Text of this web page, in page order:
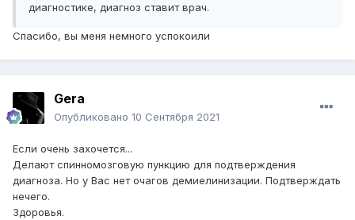
диагностике, диагноз ставит врач.
Спасибо, вы меня немного успокоили
Gera
Опубликовано 10 Сентября 2021
Если очень захочется...
Делают спинномозговую пункцию для подтверждения
диагноза. Но у Вас нет очагов демиелинизации. Подтверждать
нечего.
Здоровья.